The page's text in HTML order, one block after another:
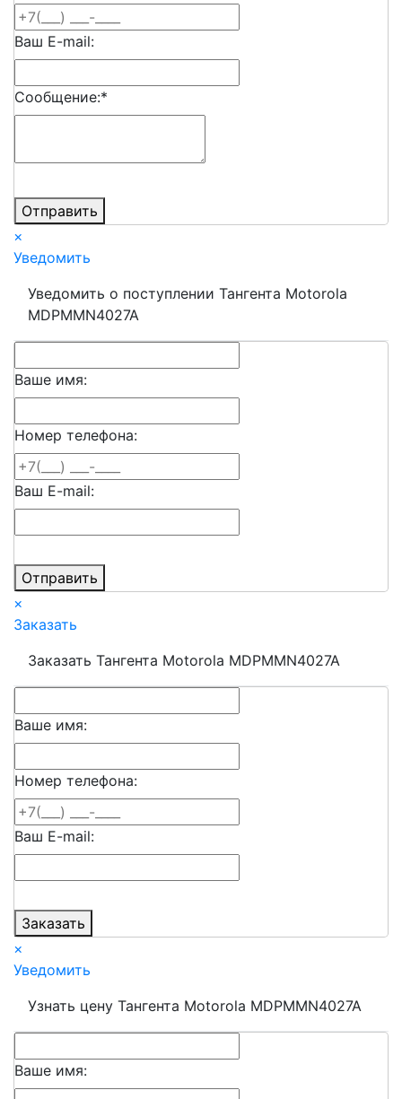
Ваш E-mail:
Сообщение:*
Отправить
×
Уведомить
Уведомить о поступлении Тангента Motorola
MDPMMN4027A
Ваше имя:
Номер телефона:
Ваш E-mail:
Отправить
×
Заказать
Заказать Тангента Motorola MDPMMN4027A
Ваше имя:
Номер телефона:
Ваш E-mail:
Заказать
×
Уведомить
Узнать цену Тангента Motorola MDPMMN4027A
Ваше имя: